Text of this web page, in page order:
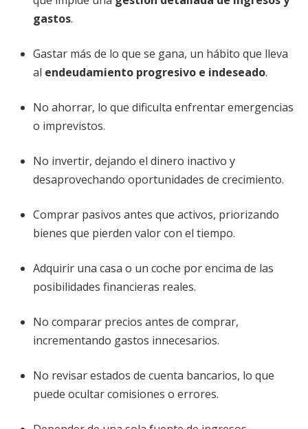
gastos.
Gastar más de lo que se gana, un hábito que lleva
al endeudamiento progresivo e indeseado.
No ahorrar, lo que dificulta enfrentar emergencias
o imprevistos.
No invertir, dejando el dinero inactivo y
desaprovechando oportunidades de crecimiento.
Comprar pasivos antes que activos, priorizando
bienes que pierden valor con el tiempo.
Adquirir una casa o un coche por encima de las
posibilidades financieras reales.
No comparar precios antes de comprar,
incrementando gastos innecesarios.
No revisar estados de cuenta bancarios, lo que
puede ocultar comisiones o errores.